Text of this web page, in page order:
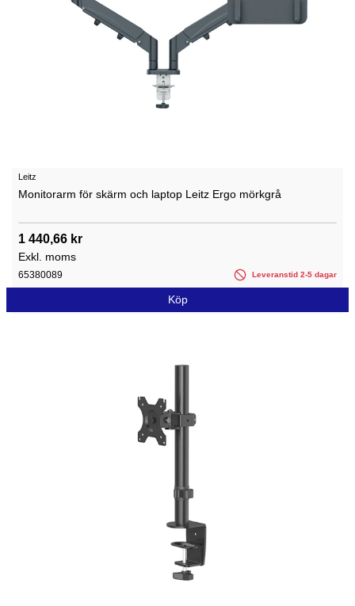
Leitz
Monitorarm för skärm och laptop Leitz Ergo mörkgrå
1 440,66 kr
Exkl. moms
65380089 Leveranstid 2-5 dagar
Köp